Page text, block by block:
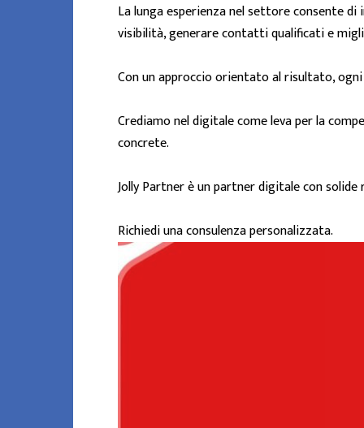
La lunga esperienza nel settore consente
visibilità, generare contatti qualificati e
Con un approccio orientato al risultato,
Crediamo nel digitale come leva per la
concrete.
Jolly Partner è un partner digitale con
Richiedi una consulenza personalizzata.